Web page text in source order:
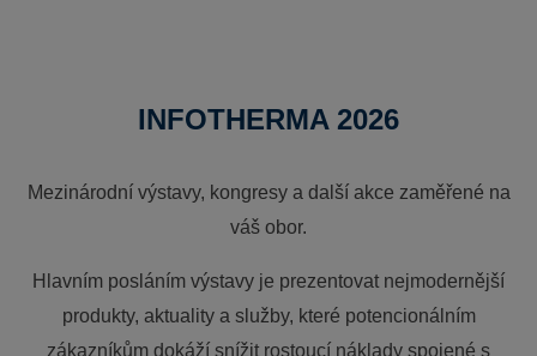
INFOTHERMA 2026
Mezinárodní výstavy, kongresy a další akce zaměřené na
váš obor.
Hlavním posláním výstavy je prezentovat nejmodernější
produkty, aktuality a služby, které potencionálním
zákazníkům dokáží snížit rostoucí náklady spojené s